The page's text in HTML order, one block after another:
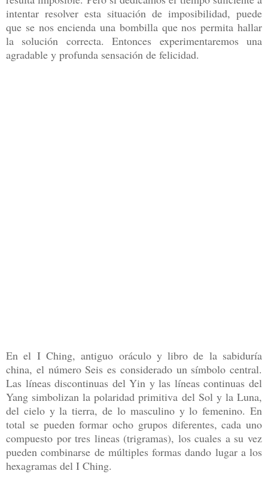
intentar resolver esta situación de imposibilidad, puede
que se nos encienda una bombilla que nos permita hallar
la solución correcta. Entonces experimentaremos una
agradable y profunda sensación de felicidad.
En el I Ching, antiguo oráculo y libro de la sabiduría
china, el número Seis es considerado un símbolo central.
Las líneas discontinuas del Yin y las líneas continuas del
Yang simbolizan la polaridad primitiva del Sol y la Luna,
del cielo y la tierra, de lo masculino y lo femenino. En
total se pueden formar ocho grupos diferentes, cada uno
compuesto por tres lineas (trigramas), los cuales a su vez
pueden combinarse de múltiples formas dando lugar a los
hexagramas del I Ching.